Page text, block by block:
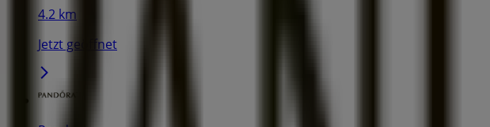
4.2 km
Jetzt geöffnet